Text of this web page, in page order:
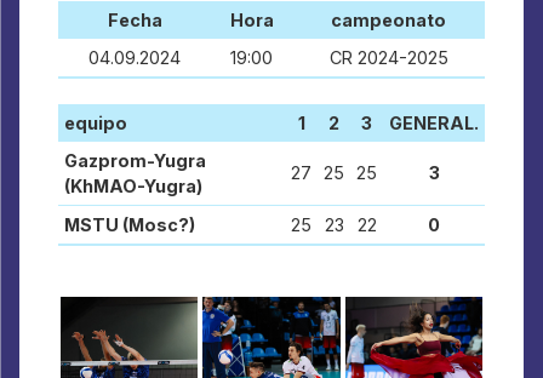
Fecha Hora
campeonato
04.09.2024
19:00 CR 2024-2025
equipo 1 2 3
GENERAL.
Gazprom-Yugra
(KhMAO-Yugra)
27 25 25 3
MSTU (Mosc?) 25 23 22 0